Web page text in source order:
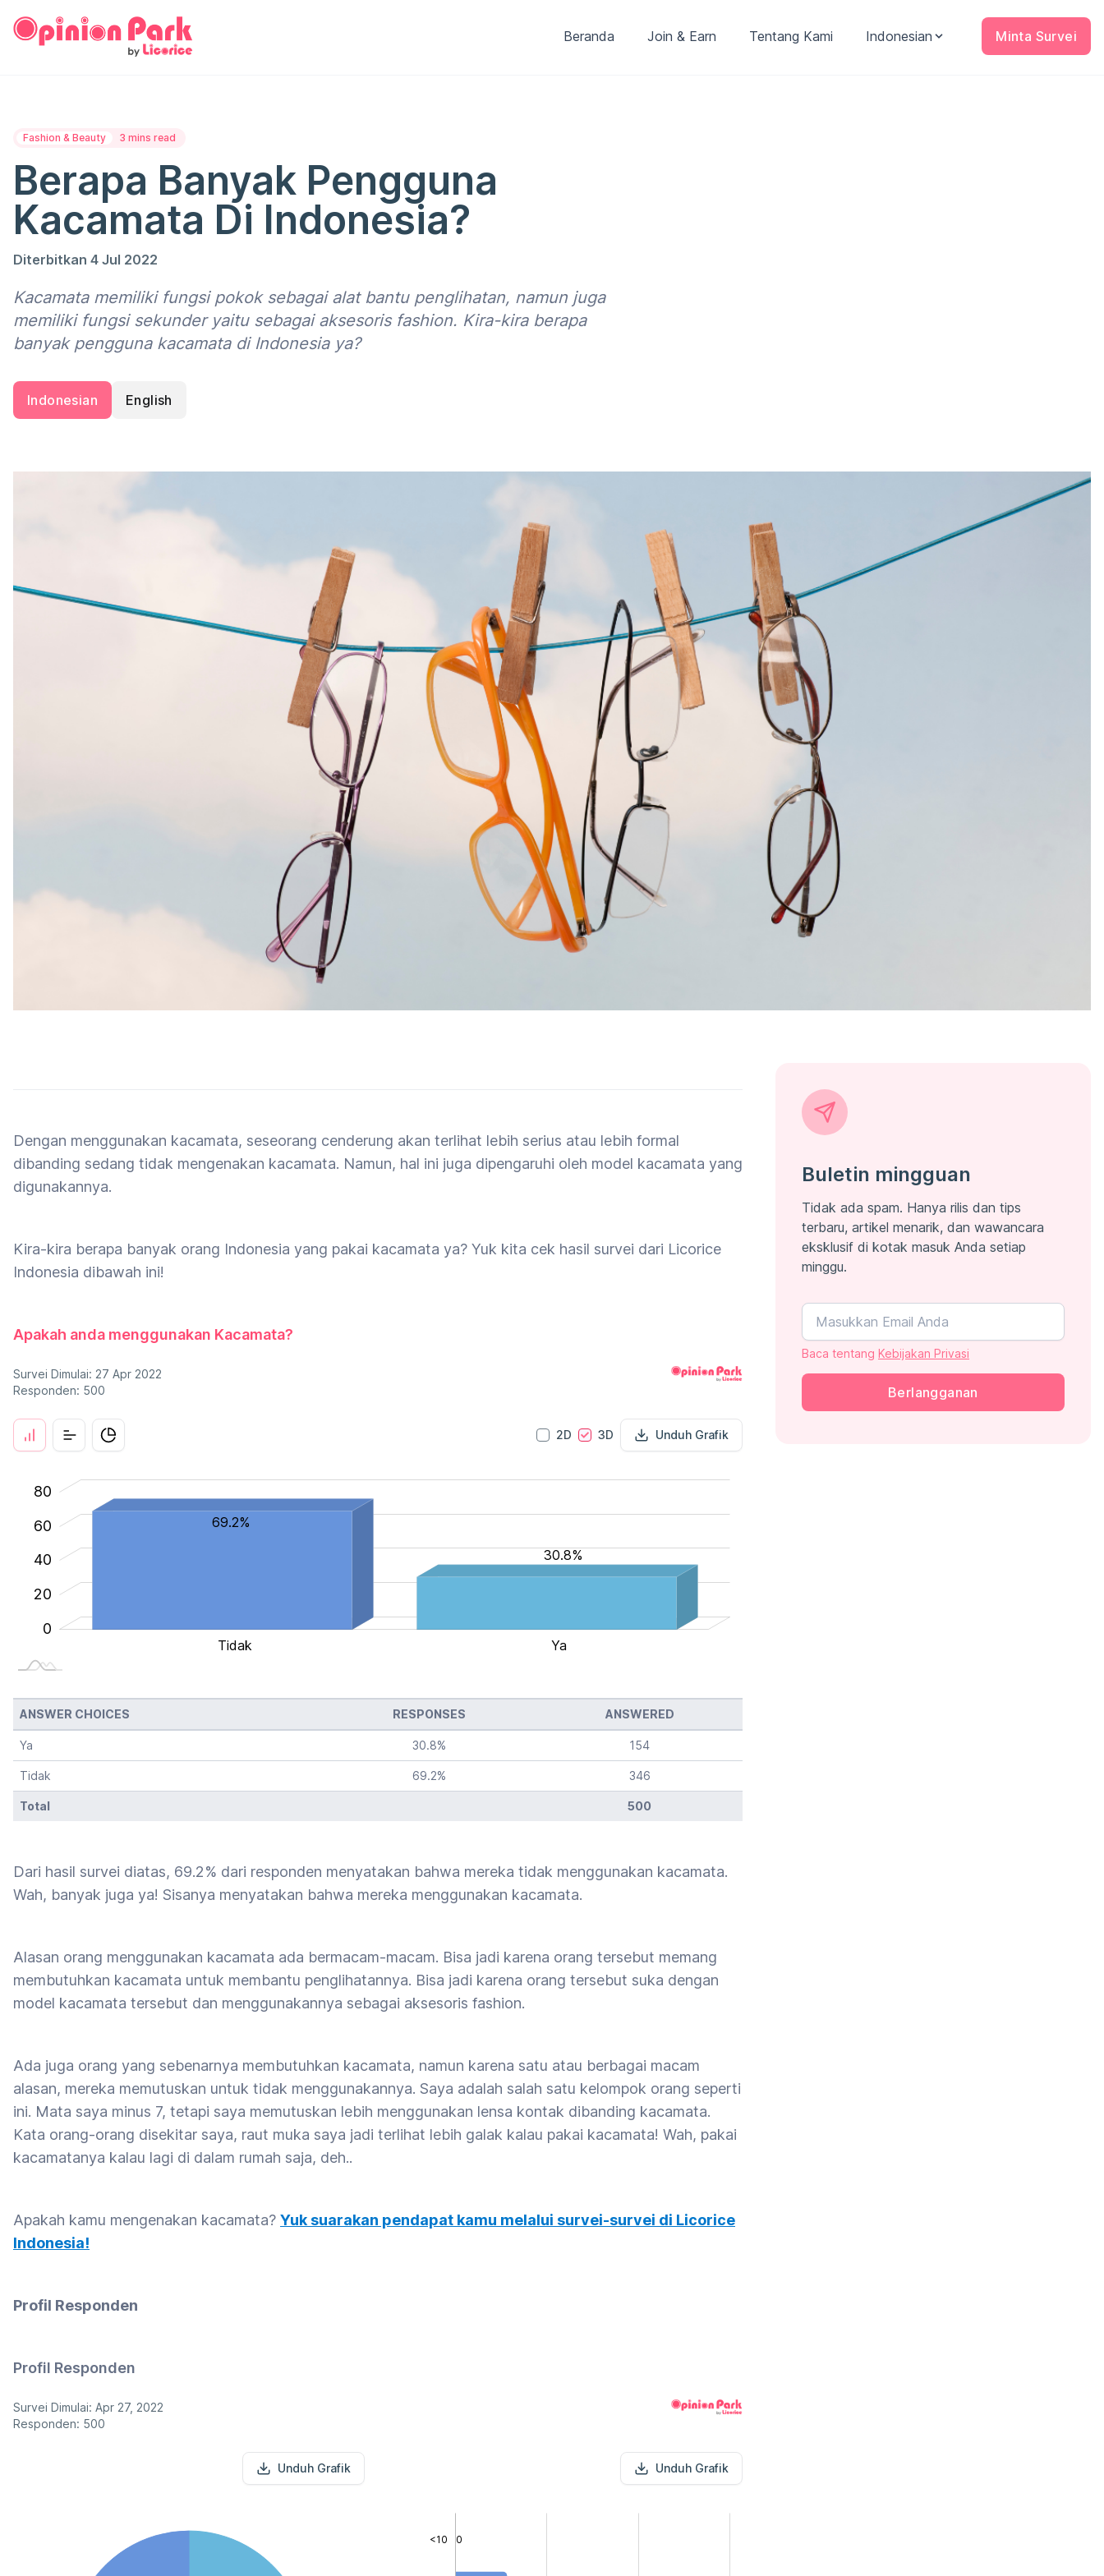
Indonesian
Beranda Join & Earn Tentang Kami Minta Survei
Fashion & Beauty 3 mins read
Berapa Banyak Pengguna
Kacamata Di Indonesia?
Diterbitkan 4 Jul 2022
Kacamata memiliki fungsi pokok sebagai alat bantu penglihatan, namun juga
memiliki fungsi sekunder yaitu sebagai aksesoris fashion. Kira-kira berapa
banyak pengguna kacamata di Indonesia ya?
Indonesian English
Dengan menggunakan kacamata, seseorang cenderung akan terlihat lebih serius atau lebih formal
dibanding sedang tidak mengenakan kacamata. Namun, hal ini juga dipengaruhi oleh model kacamata yang
digunakannya.
Kira-kira berapa banyak orang Indonesia yang pakai kacamata ya? Yuk kita cek hasil survei dari Licorice
Indonesia dibawah ini!
Apakah anda menggunakan Kacamata?
Survei Dimulai: 27 Apr 2022
Responden: 500
2D 3D Unduh Grafik
30.8%
69.2%
20
0
20
40
60
80
Ya
Tidak
ANSWER CHOICES RESPONSES ANSWERED
Ya 30.8% 154
Tidak 69.2% 346
Total 500
Dari hasil survei diatas, 69.2% dari responden menyatakan bahwa mereka tidak menggunakan kacamata.
Wah, banyak juga ya! Sisanya menyatakan bahwa mereka menggunakan kacamata.
Alasan orang menggunakan kacamata ada bermacam-macam. Bisa jadi karena orang tersebut memang
membutuhkan kacamata untuk membantu penglihatannya. Bisa jadi karena orang tersebut suka dengan
model kacamata tersebut dan menggunakannya sebagai aksesoris fashion.
Ada juga orang yang sebenarnya membutuhkan kacamata, namun karena satu atau berbagai macam
alasan, mereka memutuskan untuk tidak menggunakannya. Saya adalah salah satu kelompok orang seperti
ini. Mata saya minus 7, tetapi saya memutuskan lebih menggunakan lensa kontak dibanding kacamata.
Kata orang-orang disekitar saya, raut muka saya jadi terlihat lebih galak kalau pakai kacamata! Wah, pakai
kacamatanya kalau lagi di dalam rumah saja, deh..
Apakah kamu mengenakan kacamata? Yuk suarakan pendapat kamu melalui survei-survei di Licorice
Indonesia!
Profil Responden
Profil Responden
Survei Dimulai: Apr 27, 2022
Responden: 500
Unduh Grafik Unduh Grafik
0
<10
Buletin mingguan
Tidak ada spam. Hanya rilis dan tips
terbaru, artikel menarik, dan wawancara
eksklusif di kotak masuk Anda setiap
minggu.
Baca tentang Kebijakan Privasi
Berlangganan